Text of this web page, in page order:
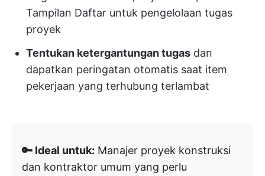
Tampilan Daftar untuk pengelolaan tugas
proyek
Tentukan ketergantungan tugas dan
dapatkan peringatan otomatis saat item
pekerjaan yang terhubung terlambat
🔑 Ideal untuk: Manajer proyek konstruksi
dan kontraktor umum yang perlu